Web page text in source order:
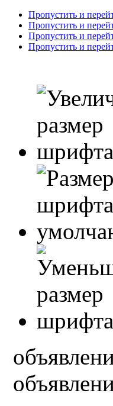
Пропустить и
Пропустить и
Пропустить и
Пропустить и